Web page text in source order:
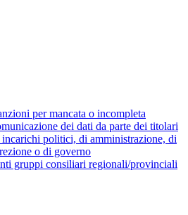
per mancata o incompleta
dei dati da parte dei titolari
politici, di amministrazione, di
o di governo
gruppi consiliari regionali/provinciali